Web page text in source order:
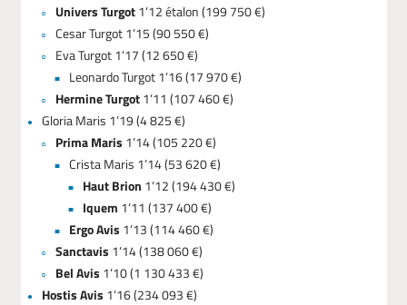
Univers Turgot1’12 étalon (199 750 €)
Cesar Turgot 1’15 (90 550 €)
Eva Turgot 1’17 (12 650 €)
Leonardo Turgot 1’16 (17 970 €)
Hermine Turgot1’11 (107 460 €)
Gloria Maris 1’19 (4 825 €)
Prima Maris 1’14 (105 220 €)
Crista Maris 1’14 (53 620 €)
Haut Brion 1’12 (194 430 €)
Iquem 1’11 (137 400 €)
Ergo Avis 1’13 (114 460 €)
Sanctavis 1’14 (138 060 €)
Bel Avis 1’10 (1 130 433 €)
Hostis Avis 1’16 (234 093 €)